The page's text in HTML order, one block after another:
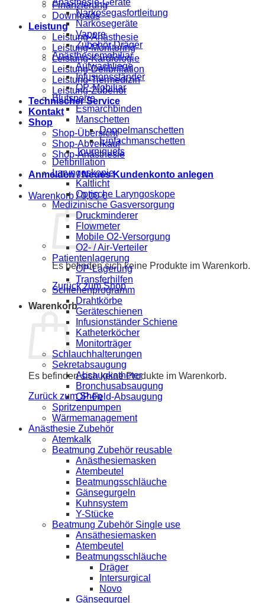
Finanzierung
Downloads
Leistung
Leistung-Anästhesie
Leistung-Monitoring
Leistung-Kardiologie
Leistung-Defibrillation
Leistung-Tiermedizin
Leistung-Zubehör
Technischer Service
Kontakt
Shop
Shop-Übersicht
Shop-Abverkauf
Shop-Anästhesie
Anmelden / Neues Kundenkonto anlegen
Warenkorb /0,00€
Es befinden sich keine Produkte im Warenkorb.
Zurück zum Shop
Warenkorb
Es befinden sich keine Produkte im Warenkorb.
Zurück zum Shop
Anästhesie-Geräte
Narkosegasfortleitung
Narkosegeräte
Vapore
Zubehör Dräger
Anästhesiemobiliar
Aufwachliege
Infusionsständer
OP-Mobiliar
Blutsperre
Esmarchbinden
Manschetten
Doppelmanschetten
Einfachmanschetten
Tourniquets
Defibrillation
Laryngoskopie
Kaltlicht
Optische Laryngoskope
Medizinische Gasversorgung
Druckminderer
Flowmeter
Mobile O2-Versorgung
O2- / Air-Verteiler
Patientenlagerung
OP-Lagerung
Transferhilfen
Schienenprogramm
Drahtkörbe
Geräteschienen
Infusionständer Schiene
Katheterköcher
Monitorträger
Schlauchhalterungen
Sekretabsaugung
Absaugkatheter
Bronchusabsaugung
OP-Feld-Absaugung
Spritzenpumpen
Wärmemanagement
Anästhesie Zubehör
Atemkalk
Beatmung Zubehör reusable
Anästhesiemasken
Atembeutel
Beatmungsschläuche
Gänsegurgeln
Kuhnsystem
Y-Stücke
Beatmung Zubehör Single use
Ansäthesiemasken
Atembeutel
Beatmungsschläuche
Dräger
Intersurgical
Novo
Gänsegurgel